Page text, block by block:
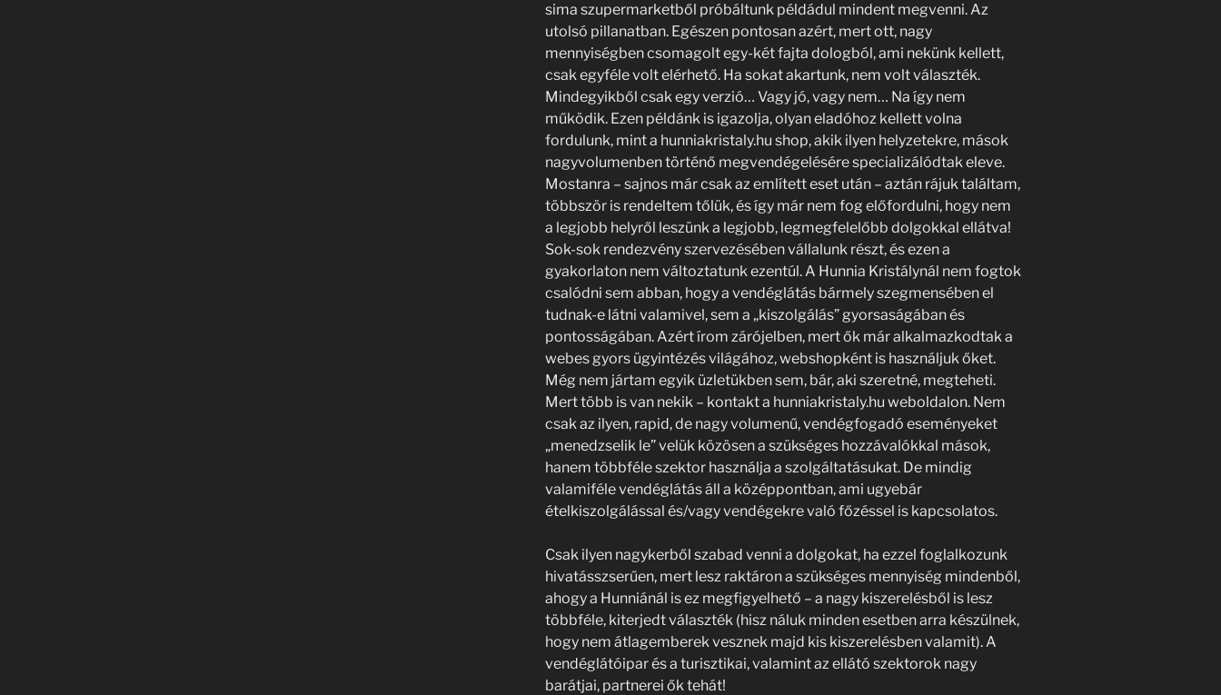
sima szupermarketből próbáltunk példádul mindent megvenni. Az
utolsó pillanatban. Egészen pontosan azért, mert ott, nagy
mennyiségben csomagolt egy-két fajta dologból, ami nekünk kellett,
csak egyféle volt elérhető. Ha sokat akartunk, nem volt választék.
Mindegyikből csak egy verzió… Vagy jó, vagy nem… Na így nem
működik. Ezen példánk is igazolja, olyan eladóhoz kellett volna
fordulunk, mint a hunniakristaly.hu shop, akik ilyen helyzetekre, mások
nagyvolumenben történő megvendégelésére specializálódtak eleve.
Mostanra – sajnos már csak az említett eset után – aztán rájuk találtam,
többször is rendeltem tőlük, és így már nem fog előfordulni, hogy nem
a legjobb helyről leszünk a legjobb, legmegfelelőbb dolgokkal ellátva!
Sok-sok rendezvény szervezésében vállalunk részt, és ezen a
gyakorlaton nem változtatunk ezentúl. A Hunnia Kristálynál nem fogtok
csalódni sem abban, hogy a vendéglátás bármely szegmensében el
tudnak-e látni valamivel, sem a „kiszolgálás” gyorsaságában és
pontosságában. Azért írom zárójelben, mert ők már alkalmazkodtak a
webes gyors ügyintézés világához, webshopként is használjuk őket.
Még nem jártam egyik üzletükben sem, bár, aki szeretné, megteheti.
Mert több is van nekik – kontakt a hunniakristaly.hu weboldalon. Nem
csak az ilyen, rapid, de nagy volumenű, vendégfogadó eseményeket
„menedzselik le” velük közösen a szükséges hozzávalókkal mások,
hanem többféle szektor használja a szolgáltatásukat. De mindig
valamiféle vendéglátás áll a középpontban, ami ugyebár
ételkiszolgálással és/vagy vendégekre való főzéssel is kapcsolatos.
Csak ilyen nagykerből szabad venni a dolgokat, ha ezzel foglalkozunk
hivatásszserűen, mert lesz raktáron a szükséges mennyiség mindenből,
ahogy a Hunniánál is ez megfigyelhető – a nagy kiszerelésből is lesz
többféle, kiterjedt választék (hisz náluk minden esetben arra készülnek,
hogy nem átlagemberek vesznek majd kis kiszerelésben valamit). A
vendéglátóipar és a turisztikai, valamint az ellátó szektorok nagy
barátjai, partnerei ők tehát!